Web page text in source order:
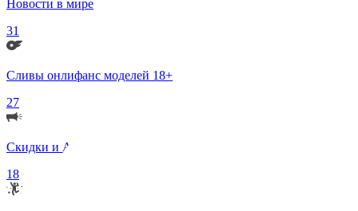
Новости в мире
31
Сливы онлифанс моделей 18+
27
Скидки и Акции
18